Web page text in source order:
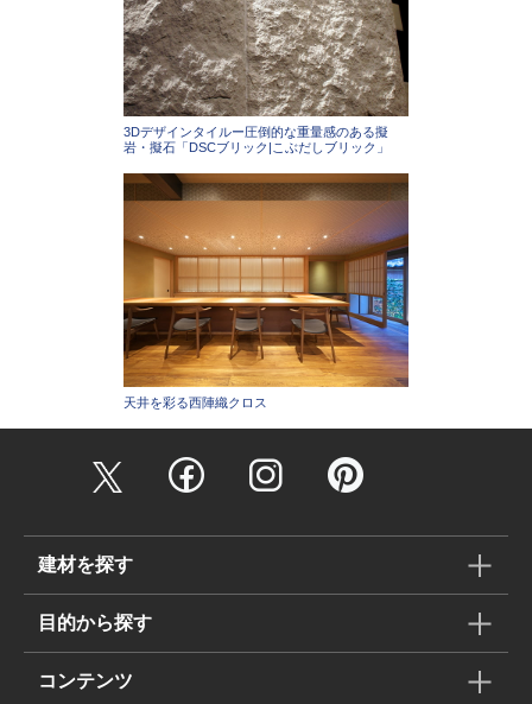
3Dデザインタイルー圧倒的な重量感のある擬
岩・擬石「DSCブリック|こぶだしブリック」
天井を彩る西陣織クロス
建材を探す
目的から探す
コンテンツ